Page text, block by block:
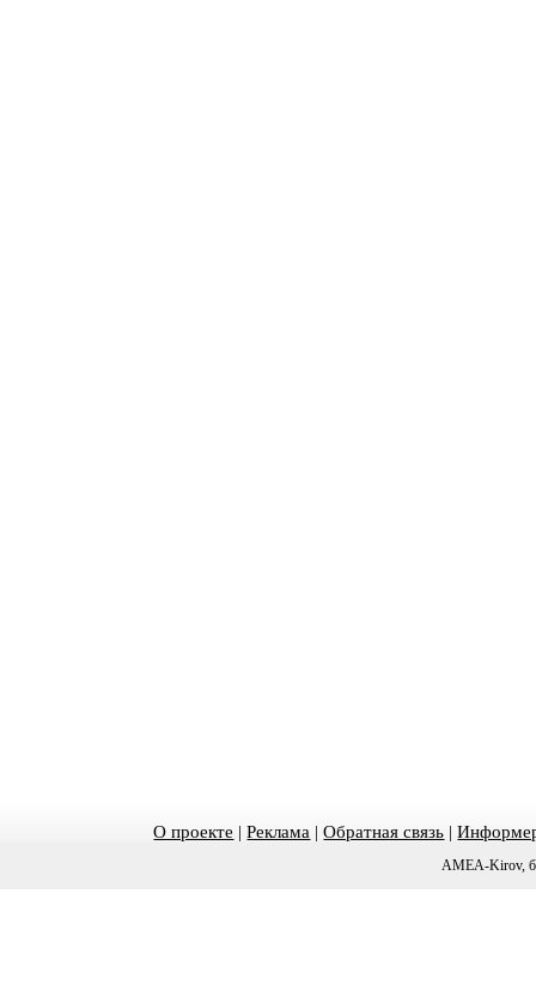
О проекте |Реклама |Обратная связь |
AMEA-Kirov,